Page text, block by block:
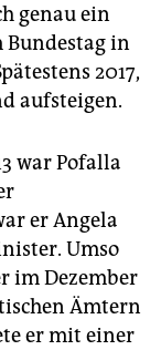
genau ein
Bundestag in
2017,
aufsteigen.
war Pofalla
er Angela
Umso
im Dezember
Ämtern
er mit einer